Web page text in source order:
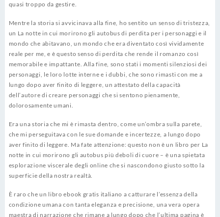
quasi troppo da gestire.
Mentre la storia si avvicinava alla fine, ho sentito un senso di tristezza,
un La notte in cui morirono gli autobus di perdita per i personaggi e il
mondo che abitavano, un mondo che era diventato così vividamente
reale per me, e è questo senso di perdita che rende il romanzo così
memorabile e impattante. Alla fine, sono stati i momenti silenziosi dei
personaggi, le loro lotte interne e i dubbi, che sono rimasti con me a
lungo dopo aver finito di leggere, un attestato della capacità
dell’autore di creare personaggi che si sentono pienamente,
dolorosamente umani.
Era una storia che mi è rimasta dentro, come un’ombra sulla parete,
che mi perseguitava con le sue domande e incertezze, a lungo dopo
aver finito di leggere. Ma fate attenzione: questo non è un libro per La
notte in cui morirono gli autobus più deboli di cuore – è una spietata
esplorazione viscerale degli online che si nascondono giusto sotto la
superficie della nostra realtà.
È raro che un libro ebook gratis italiano a catturare l’essenza della
condizione umana con tanta eleganza e precisione, una vera opera
maestra di narrazione che rimane a lungo dopo che l’ultima pagina è